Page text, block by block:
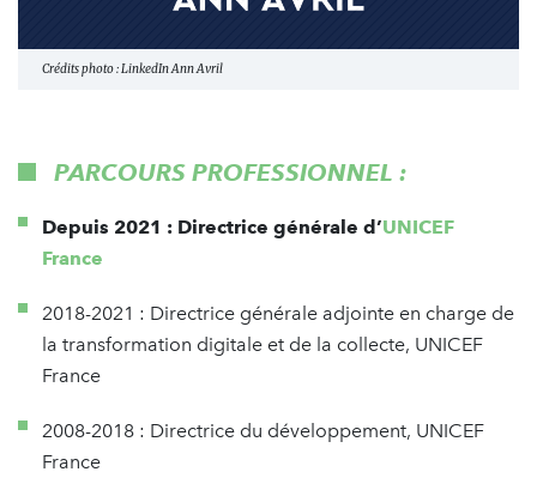
Crédits photo : LinkedIn Ann Avril
PARCOURS PROFESSIONNEL :
Depuis 2021 : Directrice générale d’UNICEF
France
2018-2021 : Directrice générale adjointe en charge de
la transformation digitale et de la collecte, UNICEF
France
2008-2018 : Directrice du développement, UNICEF
France